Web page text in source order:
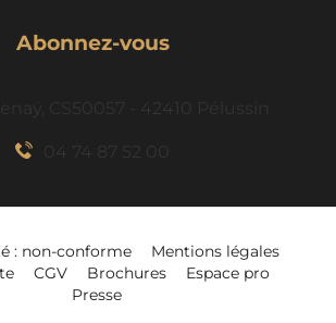
Abonnez-vous
: non-conforme
Mentions légales
CGV Brochures
Espace pro
Presse